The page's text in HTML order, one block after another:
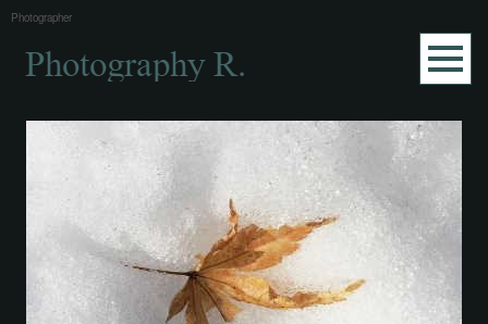
Photographer